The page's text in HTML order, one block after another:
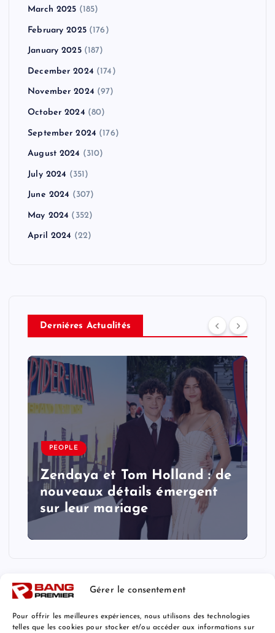
Gérer le consentement
Pour offrir les meilleures expériences, nous utilisons des technologies
telles que les cookies pour stocker et/ou accéder aux informations sur
March 2025 (185)
February 2025(176)
January 2025(187)
December 2024 (174)
November 2024 (97)
October 2024 (80)
September 2024 (176)
August 2024 (310)
July 2024 (351)
June 2024 (307)
May 2024 (352)
April 2024 (22)
Derniéres Actualités
PEOPLE
Zendaya et Tom Holland : de
nouveaux détails émergent
sur leur mariage